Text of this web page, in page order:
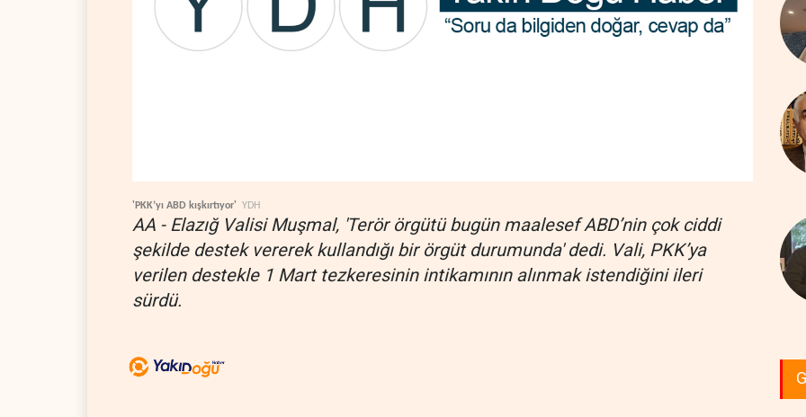
'PKK’yı ABD kışkırtıyor' YDH
AA - Elazığ Valisi Muşmal, 'Terör örgütü bugün maalesef ABD’nin çok ciddi
şekilde destek vererek kullandığı bir örgüt durumunda' dedi. Vali, PKK’ya
verilen destekle 1 Mart tezkeresinin intikamının alınmak istendiğini ileri
sürdü.